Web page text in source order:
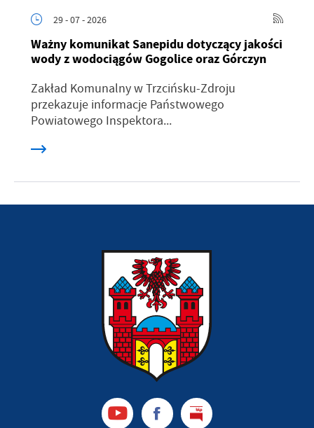
29 - 07 - 2026
Ważny komunikat Sanepidu dotyczący jakości
wody z wodociągów Gogolice oraz Górczyn
Zakład Komunalny w Trzcińsku-Zdroju
przekazuje informacje Państwowego
Powiatowego Inspektora...